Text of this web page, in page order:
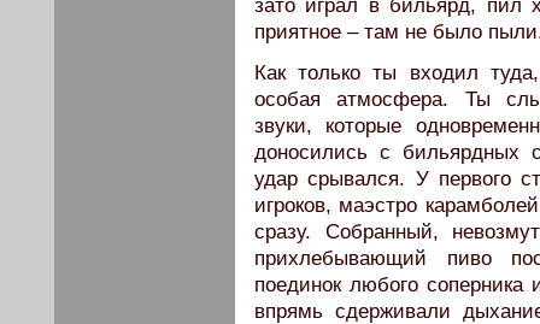
зато играл в бильярд, пил
приятное – там не было
Как только ты входил
особая атмосфера. Ты
звуки, которые
доносились с бильярдных
удар срывался. У первого
игроков, маэстро
сразу. Собранный,
прихлебывающий пиво
поединок любого
впрямь сдерживали